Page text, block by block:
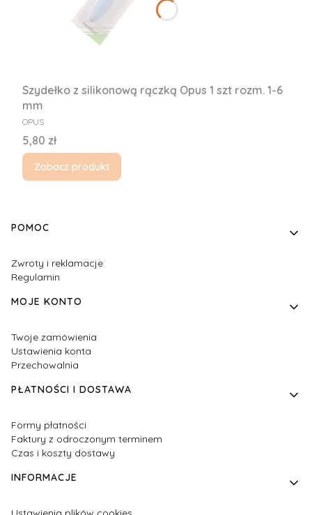
Szydełko z silikonową rączką Opus 1 szt rozm. 1-6
mm
PRODUCENT
OPUS
Cena
5,80 zł
Zobacz produkt
Linki w stopce
POMOC
Zwroty i reklamacje
Regulamin
MOJE KONTO
Twoje zamówienia
Ustawienia konta
Przechowalnia
PŁATNOŚCI I DOSTAWA
Formy płatności
Faktury z odroczonym terminem
Czas i koszty dostawy
INFORMACJE